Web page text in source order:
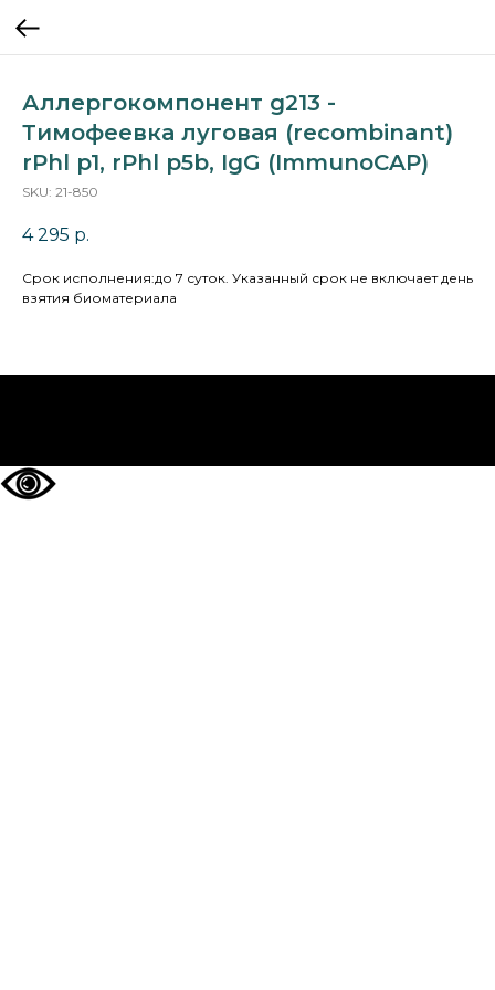
Аллергокомпонент g213 -
Тимофеевка луговая (recombinant)
rPhl p1, rPhl p5b, IgG (ImmunoCAP)
SKU: 21-850
4 295 р.
Cрок исполнения:до 7 суток. Указанный срок не включает день
взятия биоматериала